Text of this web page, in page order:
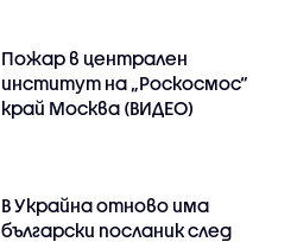
Пожар в централен
институт на „Роскосмос“
край Москва (ВИДЕО)
В Украйна отново има
български посланик след